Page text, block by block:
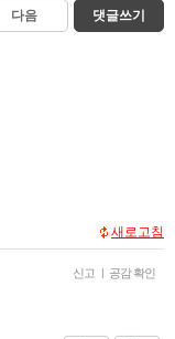
다음 댓글쓰기
새로고침
신고 | 공감 확인